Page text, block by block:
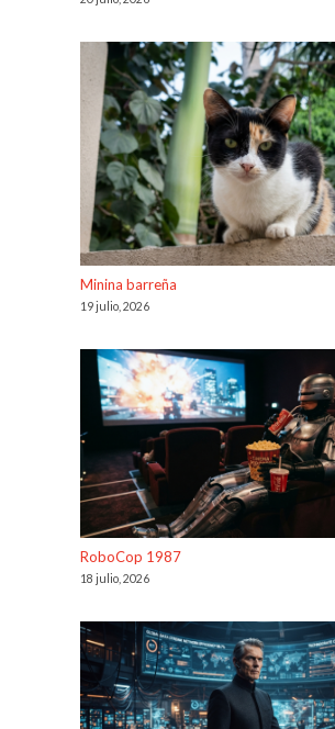
Minina barreña
19 julio, 2026
RoboCop 1987
18 julio, 2026